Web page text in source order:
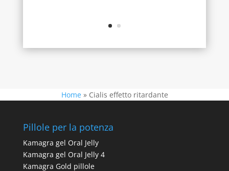
Home» Cialis effetto ritardante
Pillole per la potenza
Kamagra gel Oral Jelly
Kamagra gel Oral Jelly 4
Kamagra Gold pillole